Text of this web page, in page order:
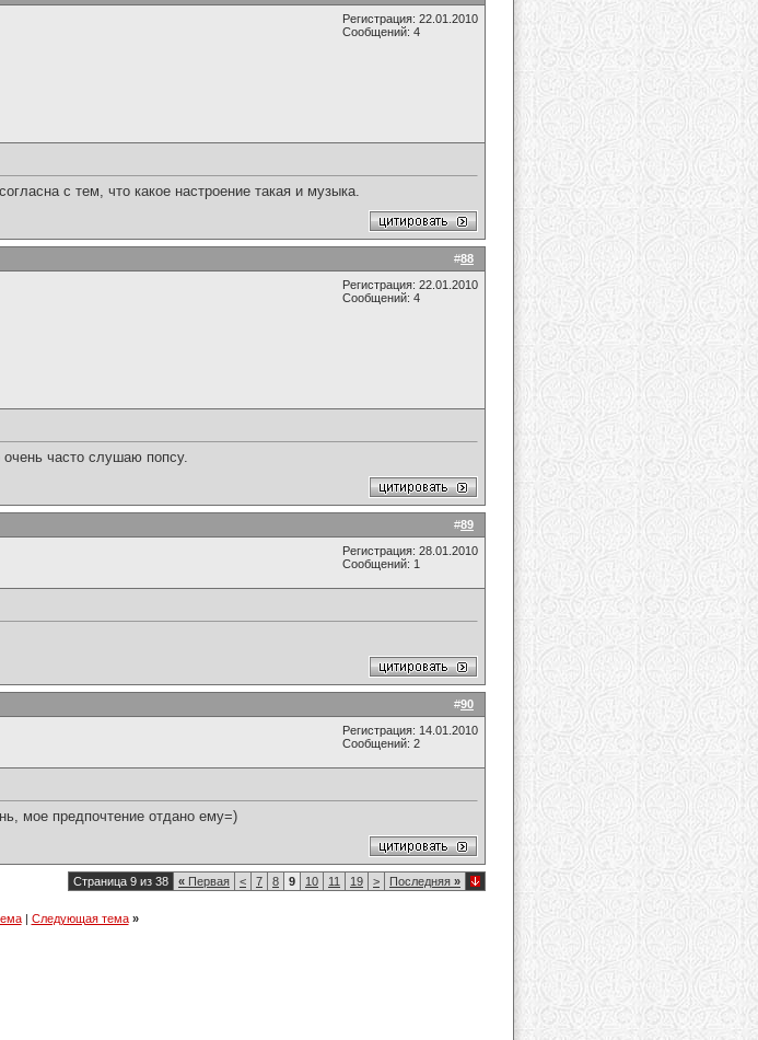
Регистрация: 22.01.2010
Сообщений: 4
с тем, что какое настроение такая и музыка.
#88
Регистрация: 22.01.2010
Сообщений: 4
часто слушаю попсу.
#89
Регистрация: 28.01.2010
Сообщений: 1
#90
Регистрация: 14.01.2010
Сообщений: 2
мое предпочтение отдано ему=)
Страница 9 из 38 « Первая < 7 8 9 10 11 19 > Последняя »
| Следующая тема »